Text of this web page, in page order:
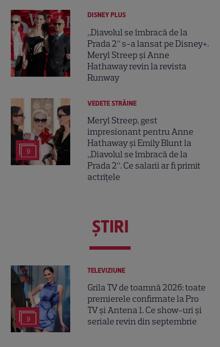
DISNEY PLUS
„Diavolul se îmbracă de la
Prada 2” s-a lansat pe Disney+.
Meryl Streep și Anne
Hathaway revin la revista
Runway
9
VEDETE STRĂINE
Meryl Streep, gest
impresionant pentru Anne
Hathaway și Emily Blunt la
„Diavolul se îmbracă de la
Prada 2”. Ce salarii ar fi primit
actrițele
ŞTIRI
9
TELEVIZIUNE
Grila TV de toamnă 2026: toate
premierele confirmate la Pro
TV și Antena 1. Ce show-uri și
seriale revin din septembrie